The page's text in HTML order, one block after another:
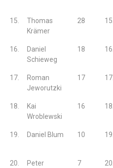
15.
Thomas
Krämer
28 15.
16.
Daniel
Schieweg
18 16.
17.
Roman
Jeworutzki
17 17.
18.
Kai
Wroblewski
16 18.
19. Daniel Blum 10 19.
20.
Peter
7 20.